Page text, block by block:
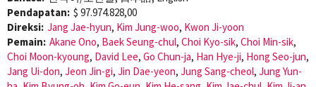
Pendapatan: $ 97.974.828,00
Direksi: Jang Jae-hyun, Kim Jung-woo, Kwon Ji-yoon
Pemain: Akane Ono, Baek Seung-chul, Choi Kyo-sik, Choi Min-sik,
Choi Moon-kyoung, David Lee, Go Chun-ja, Han Hye-ji, Hong Seo-jun,
Jang Ui-don, Jeon Jin-gi, Jin Dae-yeon, Jung Sang-cheol, Jung Yun-